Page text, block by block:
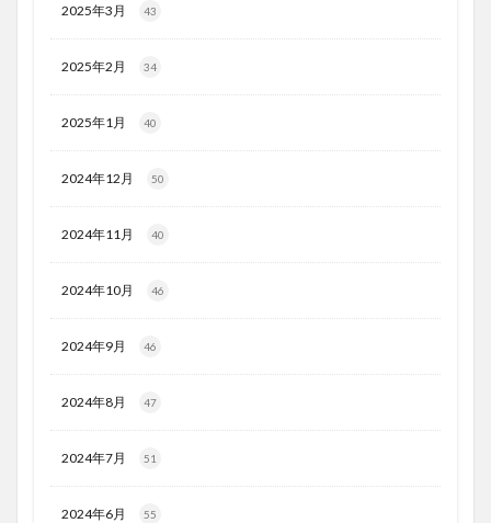
2025年3月 43
2025年2月 34
2025年1月 40
2024年12月 50
2024年11月 40
2024年10月 46
2024年9月 46
2024年8月 47
2024年7月 51
2024年6月 55